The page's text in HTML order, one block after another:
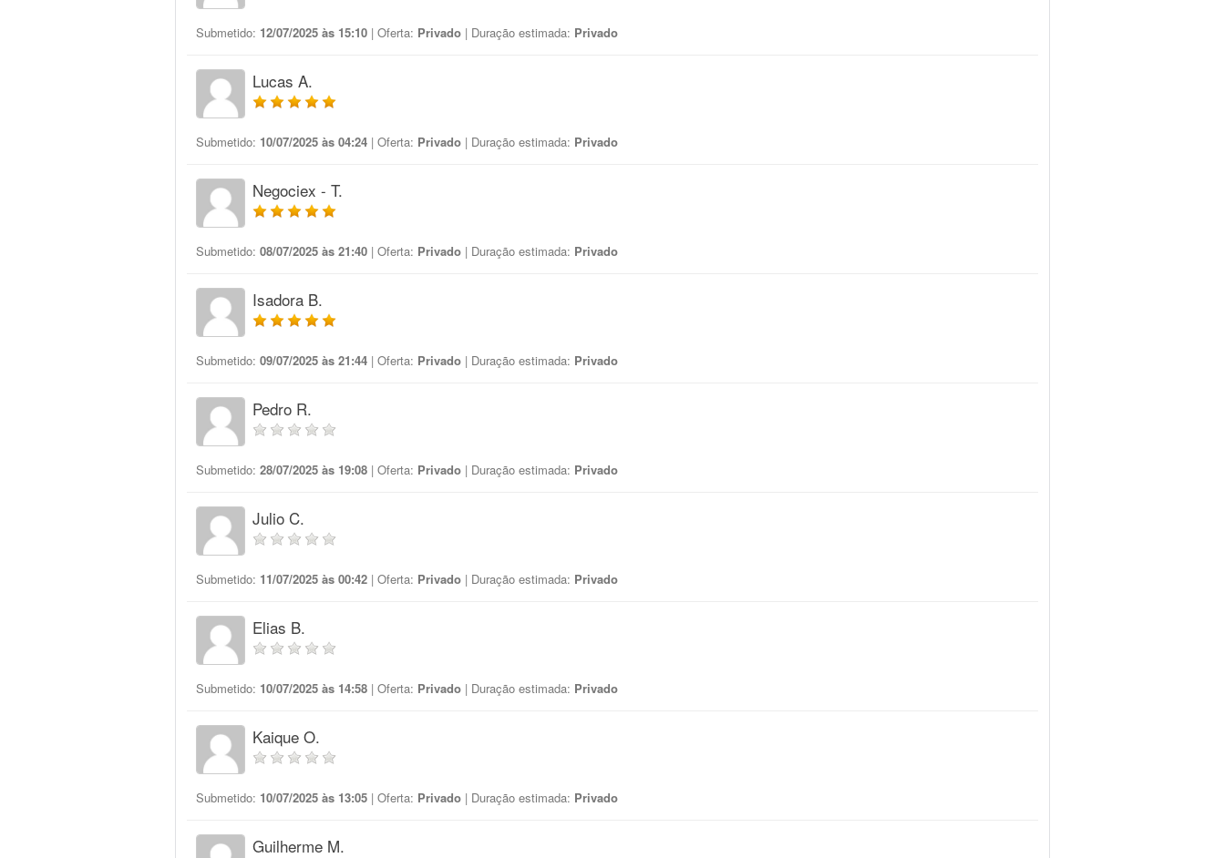
Submetido: 12/07/2025 às 15:10 | Oferta: Privado | Duração estimada: Privado
Lucas A.
Submetido: 10/07/2025 às 04:24 | Oferta: Privado | Duração estimada: Privado
Negociex - T.
Submetido: 08/07/2025 às 21:40 | Oferta: Privado | Duração estimada: Privado
Isadora B.
Submetido: 09/07/2025 às 21:44 | Oferta: Privado | Duração estimada: Privado
Pedro R.
Submetido: 28/07/2025 às 19:08 | Oferta: Privado | Duração estimada: Privado
Julio C.
Submetido: 11/07/2025 às 00:42 | Oferta: Privado | Duração estimada: Privado
Elias B.
Submetido: 10/07/2025 às 14:58 | Oferta: Privado | Duração estimada: Privado
Kaique O.
Submetido: 10/07/2025 às 13:05 | Oferta: Privado | Duração estimada: Privado
Guilherme M.